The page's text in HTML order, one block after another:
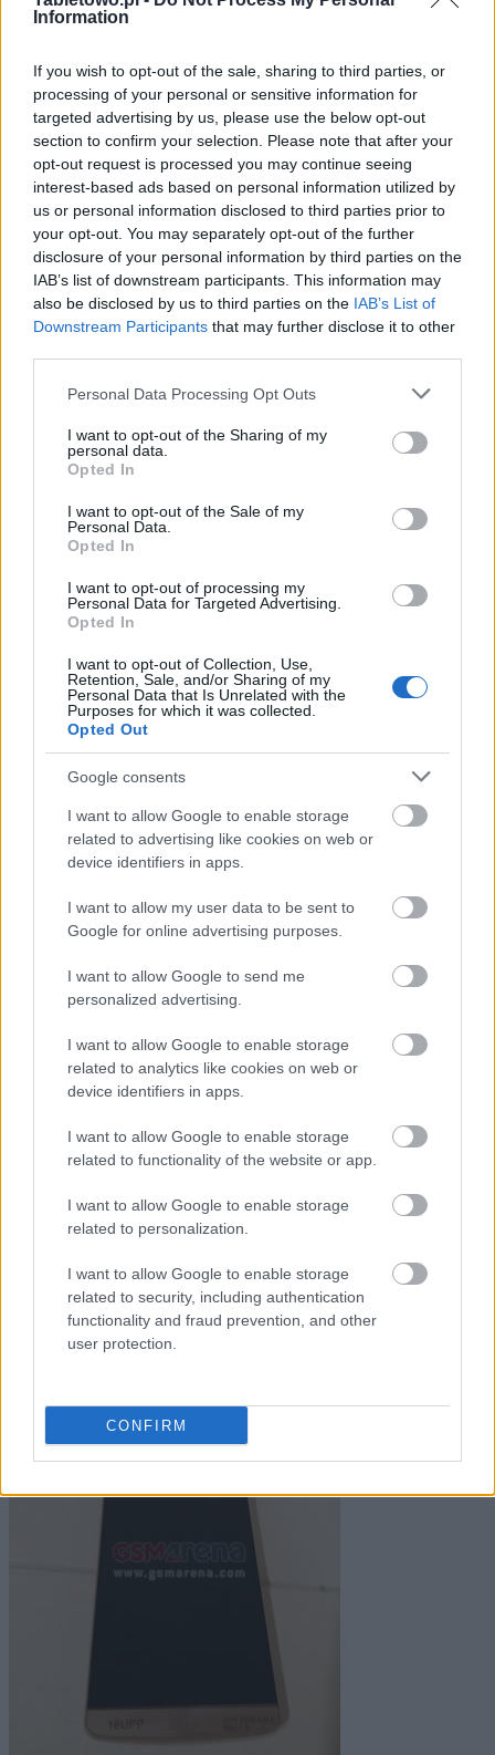
Information
If you wish to opt-out of the sale, sharing to third parties, or
processing of your personal or sensitive information for
targeted advertising by us, please use the below opt-out
section to confirm your selection. Please note that after your
opt-out request is processed you may continue seeing
interest-based ads based on personal information utilized by
us or personal information disclosed to third parties prior to
your opt-out. You may separately opt-out of the further
disclosure of your personal information by third parties on the
IAB’s list of downstream participants. This information may
also be disclosed by us to third parties on the IAB’s List of
Downstream Participants that may further disclose it to other
Please note that this website/app uses one or more Google
not limited to your visit or usage behaviour. You may click to
grant or deny consent to Google and its third-party tags to
use your data for below specified purposes in below Google
consent section.
Personal Data Processing Opt Outs
I want to opt-out of the Sharing of my
personal data.
Opted In
I want to opt-out of the Sale of my
Personal Data.
Opted In
I want to opt-out of processing my
Personal Data for Targeted Advertising.
Opted In
I want to opt-out of Collection, Use,
Retention, Sale, and/or Sharing of my
Personal Data that Is Unrelated with the
Purposes for which it was collected.
Opted Out
Google consents
I want to allow Google to enable storage
related to advertising like cookies on web or
device identifiers in apps.
I want to allow my user data to be sent to
Google for online advertising purposes.
I want to allow Google to send me
personalized advertising.
I want to allow Google to enable storage
related to analytics like cookies on web or
device identifiers in apps.
I want to allow Google to enable storage
related to functionality of the website or app.
I want to allow Google to enable storage
related to personalization.
I want to allow Google to enable storage
related to security, including authentication
functionality and fraud prevention, and other
user protection.
CONFIRM
LG G3 po raz trzeci. Tym
razem w złocie
PATRYK DAMPC · 9 MAJA 2014
Strona główna
Producenci
LG G3 po raz trzeci. Tym razem w złocie
jako preferowane źródło w
Google
Nasze artykuły będą częściej pojawiać się w Twoich wynikach